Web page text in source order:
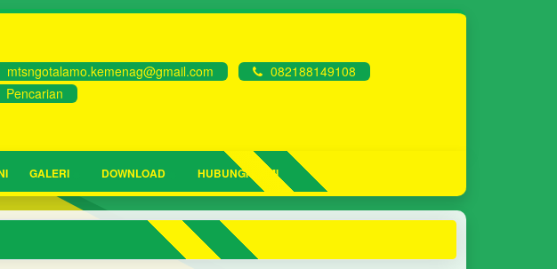
mtsngotalamo.kemenag@gmail.com
082188149108
Pencarian
GALERI DOWNLOAD HUBUNGI KAMI